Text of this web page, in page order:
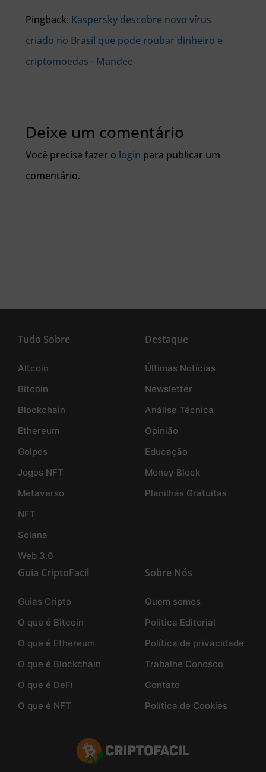
Pingback: Kaspersky descobre novo vírus
criado no Brasil que pode roubar dinheiro e
criptomoedas - Mandee
Deixe um comentário
Você precisa fazer o login para publicar um
comentário.
Tudo Sobre
Altcoin
Bitcoin
Blockchain
Ethereum
Golpes
Jogos NFT
Metaverso
NFT
Solana
Web 3.0
Destaque
Últimas Notícias
Newsletter
Análise Técnica
Opinião
Educação
Money Block
Planilhas Gratuitas
Guia CriptoFacil
Guias Cripto
O que é Bitcoin
O que é Ethereum
O que é Blockchain
O que é DeFi
O que é NFT
Sobre Nós
Quem somos
Politica Editorial
Política de privacidade
Trabalhe Conosco
Contato
Política de Cookies